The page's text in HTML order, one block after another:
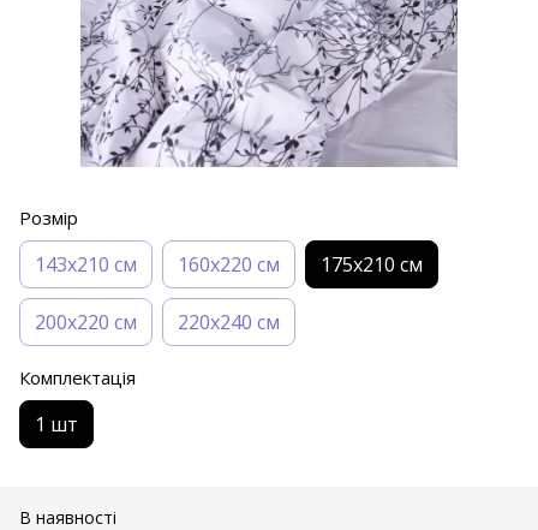
Розмір
143х210 см 160х220 см 175х210 см
200х220 см 220х240 см
Комплектація
1 шт
В наявності